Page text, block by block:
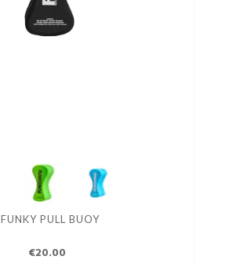
FUNKY PULL BUOY
€20.00